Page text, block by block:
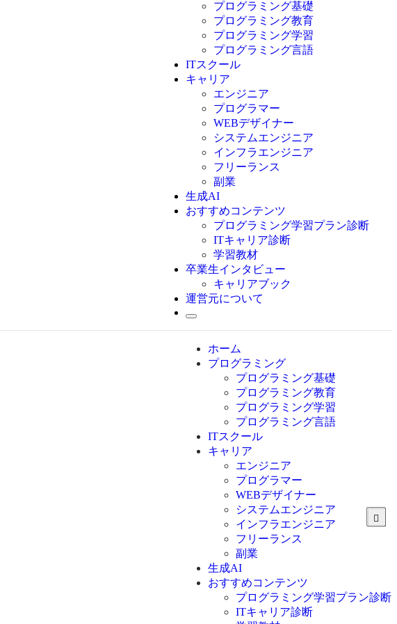
プログラミング基礎
プログラミング教育
プログラミング学習
プログラミング言語
C言語
C#
VBA
Go言語
Kotlin
Java
JavaScript
Swift
Ruby
その他言語
ITスクール
キャリア
エンジニア
プログラマー
WEBデザイナー
システムエンジニア
インフラエンジニア
フリーランス
副業
生成AI
おすすめコンテンツ
プログラミング学習プラン診断
ITキャリア診断
学習教材
卒業生インタビュー
キャリアブック
運営元について
ホーム
プログラミング
プログラミング基礎
プログラミング教育
プログラミング学習
プログラミング言語
C言語
C#
VBA
Go言語
Kotlin
Java
JavaScript
Swift
Ruby
その他言語
ITスクール
キャリア
エンジニア
プログラマー
WEBデザイナー
システムエンジニア
インフラエンジニア
フリーランス
副業
生成AI
おすすめコンテンツ
プログラミング学習プラン診断
ITキャリア診断